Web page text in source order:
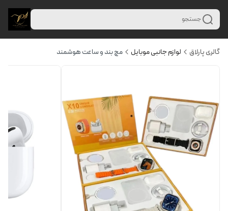
جستجو
گالری پارلاق لوازم جانبی موبایل مچ بند و ساعت هوشمند